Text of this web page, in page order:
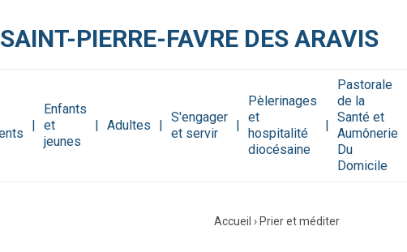
PIERRE-FAVRE DES ARAVIS
Enfants
et
jeunes
Adultes
S'engager
et servir
Pèlerinages
et
hospitalité
diocésaine
Pastorale
de la
Santé et
Aumônerie
Du
Domicile
Accueil › Prier et méditer